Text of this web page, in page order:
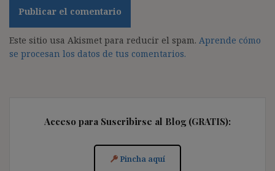
Este sitio usa Akismet para reducir el spam. Aprende cómo
se procesan los datos de tus comentarios.
Acceso para Suscribirse al Blog (GRATIS):
Pincha aquí